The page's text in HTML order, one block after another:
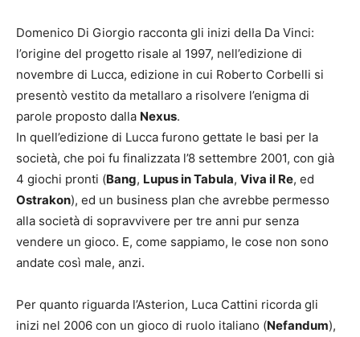
Domenico Di Giorgio racconta gli inizi della Da Vinci:
l’origine del progetto risale al 1997, nell’edizione di
novembre di Lucca, edizione in cui Roberto Corbelli si
presentò vestito da metallaro a risolvere l’enigma di
parole proposto dalla Nexus.
In quell’edizione di Lucca furono gettate le basi per la
società, che poi fu finalizzata l’8 settembre 2001, con già
4 giochi pronti (Bang, Lupus in Tabula, Viva il Re, ed
Ostrakon), ed un business plan che avrebbe permesso
alla società di sopravvivere per tre anni pur senza
vendere un gioco. E, come sappiamo, le cose non sono
andate così male, anzi.
Per quanto riguarda l’Asterion, Luca Cattini ricorda gli
inizi nel 2006 con un gioco di ruolo italiano (Nefandum),